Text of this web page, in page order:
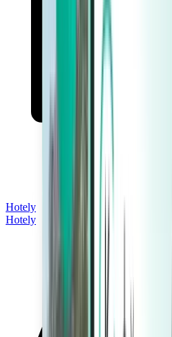
Hotely
Hotely